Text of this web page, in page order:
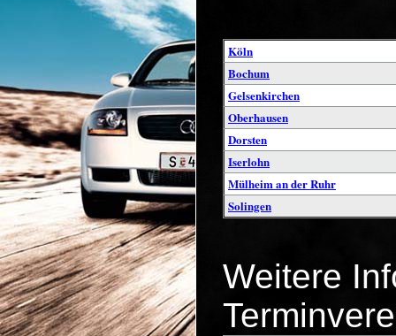
Köln
Bochum
Gelsenkirchen
Oberhausen
Dorsten
Iserlohn
Mülheim an der Ruhr
Solingen
Weitere